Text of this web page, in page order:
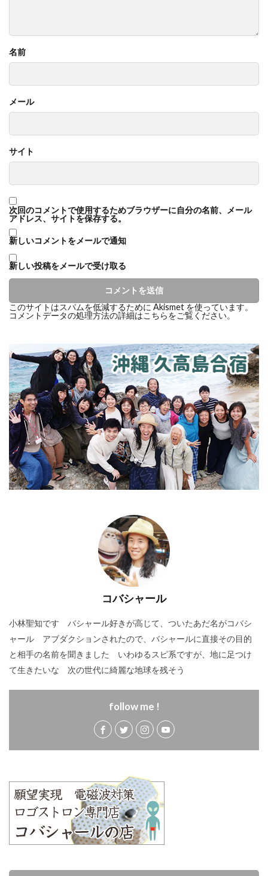
名前
メール
サイト
次回のコメントで使用するためブラウザーに自分の名前、メール
アドレス、サイトを保存する。
新しいコメントをメールで通知
新しい投稿をメールで受け取る
このサイトはスパムを低減するために Akismet を使っています。
コメントデータの処理方法の詳細はこちらをご覧ください。
コバシャール
小林聖知です バシャール好きが高じて、ついたあだ名がコバシ
ャール アブダクションされたので、バシャールに直接その目的
と相手の名前を聞きました いわゆるスピ系ですが、地に足つけ
て生きたいな 次の世代に綺麗な地球を残そう
follow me !